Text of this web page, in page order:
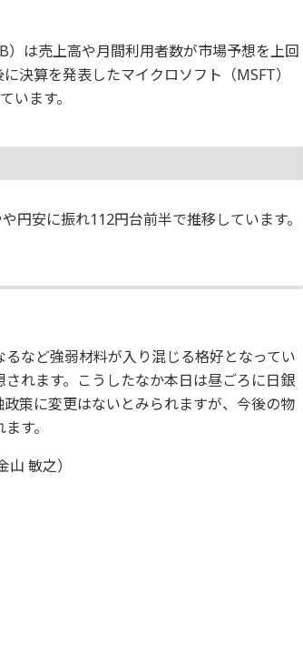
は売上高や月間利用者数が市場予想を上回
決算を発表したマイクロソフト（MSFT）
います。
円安に振れ112円台前半で推移しています。
など強弱材料が入り混じる格好となってい
れます。こうしたなか本日は昼ごろに日銀
策に変更はないとみられますが、今後の物
す。
敏之）